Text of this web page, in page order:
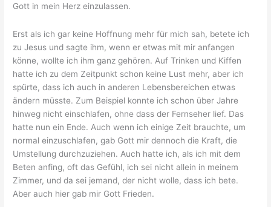
Gott in mein Herz einzulassen.
Erst als ich gar keine Hoffnung mehr für mich sah, betete ich
zu Jesus und sagte ihm, wenn er etwas mit mir anfangen
könne, wollte ich ihm ganz gehören. Auf Trinken und Kiffen
hatte ich zu dem Zeitpunkt schon keine Lust mehr, aber ich
spürte, dass ich auch in anderen Lebensbereichen etwas
ändern müsste. Zum Beispiel konnte ich schon über Jahre
hinweg nicht einschlafen, ohne dass der Fernseher lief. Das
hatte nun ein Ende. Auch wenn ich einige Zeit brauchte, um
normal einzuschlafen, gab Gott mir dennoch die Kraft, die
Umstellung durchzuziehen. Auch hatte ich, als ich mit dem
Beten anfing, oft das Gefühl, ich sei nicht allein in meinem
Zimmer, und da sei jemand, der nicht wolle, dass ich bete.
Aber auch hier gab mir Gott Frieden.